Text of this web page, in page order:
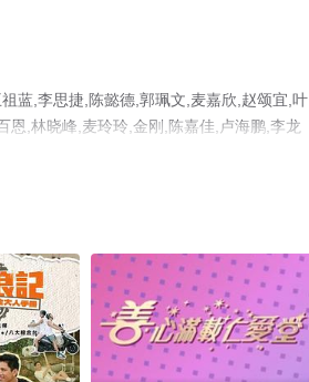
蓝,李思捷,陈懿德,郭珮文,麦嘉欣,赵颂宜,叶
恩,林晓峰,麦玲玲,金刚,陈嘉佳,卢海鹏,李龙
已揭晓（1-12全集），手机免费观看高清无